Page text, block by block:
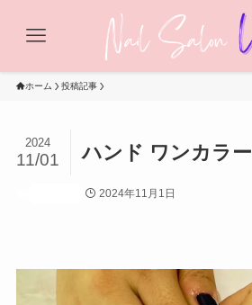
ホーム 投稿記事
ハンド ワンカラー
2024
11/01
2024年11月1日